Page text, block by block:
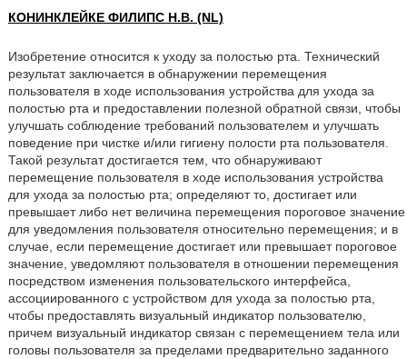
КОНИНКЛЕЙКЕ ФИЛИПС Н.В. (NL)
Изобретение относится к уходу за полостью рта. Технический
результат заключается в обнаружении перемещения
пользователя в ходе использования устройства для ухода за
полостью рта и предоставлении полезной обратной связи, чтобы
улучшать соблюдение требований пользователем и улучшать
поведение при чистке и/или гигиену полости рта пользователя.
Такой результат достигается тем, что обнаруживают
перемещение пользователя в ходе использования устройства
для ухода за полостью рта; определяют то, достигает или
превышает либо нет величина перемещения пороговое значение
для уведомления пользователя относительно перемещения; и в
случае, если перемещение достигает или превышает пороговое
значение, уведомляют пользователя в отношении перемещения
посредством изменения пользовательского интерфейса,
ассоциированного с устройством для ухода за полостью рта,
чтобы предоставлять визуальный индикатор пользователю,
причем визуальный индикатор связан с перемещением тела или
головы пользователя за пределами предварительно заданного